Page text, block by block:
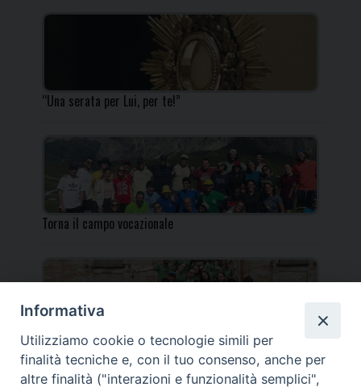
“Una serata per Lui, per te!”
Torna il campo vocazionale
Torna il Campo Missionario Diocesano
Informativa
Utilizziamo cookie o tecnologie simili per
finalità tecniche e, con il tuo consenso, anche per
altre finalità ("interazioni e funzionalità semplici",